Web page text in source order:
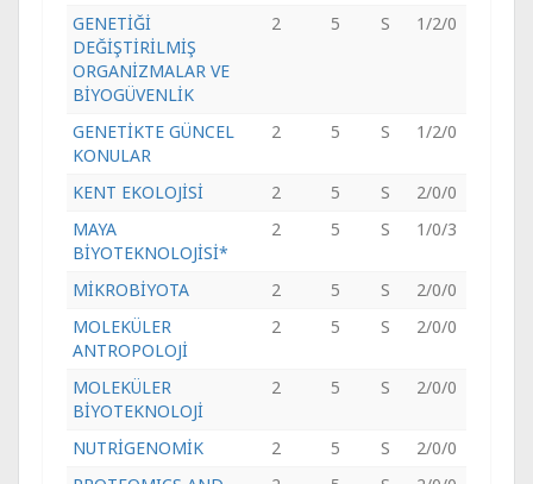
GENETİĞİ
DEĞİŞTİRİLMİŞ
ORGANİZMALAR VE
BİYOGÜVENLİK
2 5 S 1/2/0
GENETİKTE GÜNCEL
KONULAR
2 5 S 1/2/0
KENT EKOLOJİSİ 2 5 S
2/0/0
MAYA
BİYOTEKNOLOJİSİ*
2 5 S 1/0/3
MİKROBİYOTA 2 5 S
2/0/0
MOLEKÜLER
ANTROPOLOJİ
2 5 S 2/0/0
MOLEKÜLER
BİYOTEKNOLOJİ
2 5 S 2/0/0
NUTRİGENOMİK 2 5 S
2/0/0